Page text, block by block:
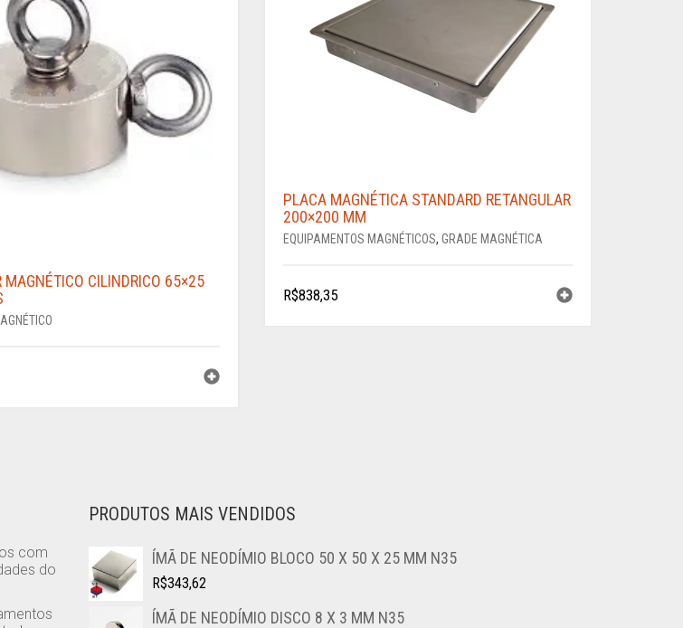
MAGNÉTICO CILINDRICO 65×25
PLACA MAGNÉTICA STANDARD RETANGULAR
200×200 MM
EQUIPAMENTOS MAGNÉTICOS, GRADE MAGNÉTICA
R$838,35
com
do
PRODUTOS MAIS VENDIDOS
ÍMÃ DE NEODÍMIO BLOCO 50 X 50 X 25 MM N35
R$343,62
ÍMÃ DE NEODÍMIO DISCO 8 X 3 MM N35